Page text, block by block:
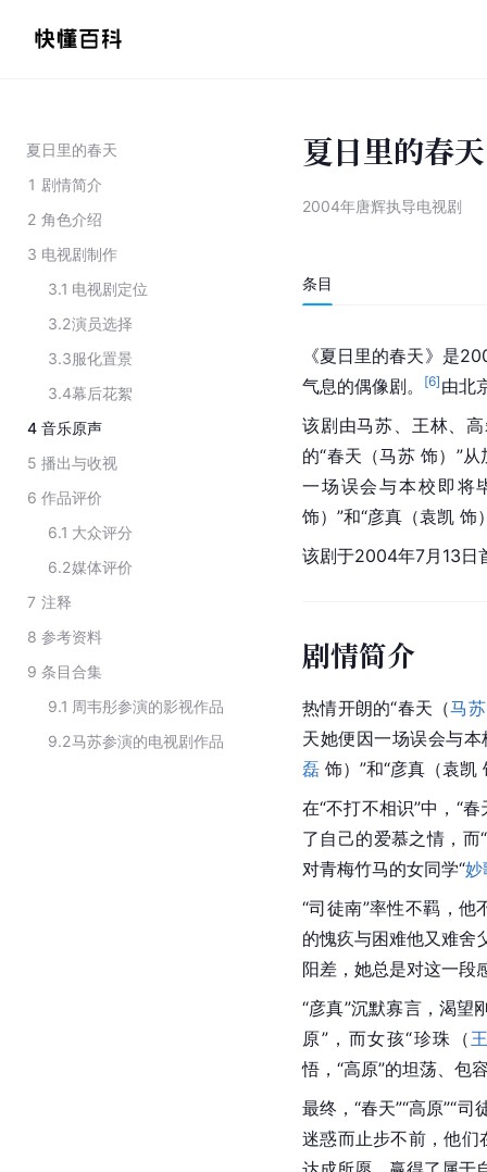
夏日里的春天
1 剧情简介
2 角色介绍
3 电视剧制作
3.1 电视剧定位
3.2演员选择
3.3服化置景
3.4幕后花絮
4 音乐原声
5 播出与收视
6 作品评价
6.1 大众评分
6.2媒体评价
7 注释
8 参考资料
9 条目合集
9.1 周韦彤参演的影视作品
9.2马苏参演的电视剧作品
夏日里的春天
2004年唐辉执导电视剧
条目
《夏日里的春天》是
气息的偶像剧。 [6] 由北
该剧由马苏 、王林、
的“春天（马苏 饰）”从
一场误会与本校即将
饰）”和“彦真（袁凯 饰
该剧于2004年7月13日
剧情简介
热情开朗的“春天（马苏
天她便因一场误会与
磊 饰）”和“彦真（袁凯
在“不打不相识”中，“
了自己的爱慕之情，而
对青梅竹马的女同学“妙
“司徒南”率性不羁，他
的愧疚与困难他又难舍
阳差，她总是对这一段
“彦真”沉默寡言，渴望
原”，而女孩“珍珠 （
悟，“高原”的坦荡、包
最终，“春天”“高原”“
迷惑而止步不前，他们